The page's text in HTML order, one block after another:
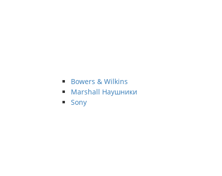
Bowers & Wilkins
Marshall Наушники
Sony